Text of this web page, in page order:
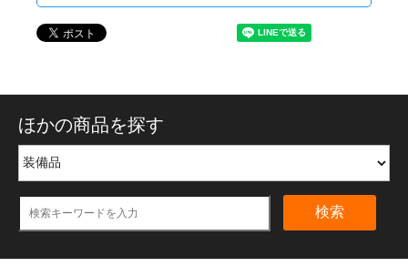
ほかの商品を探す
検索